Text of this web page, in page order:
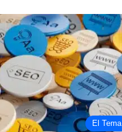
El Tema